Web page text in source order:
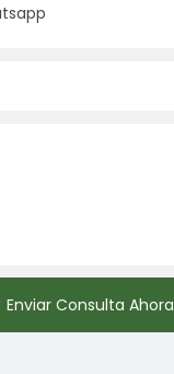
Enviar Consulta Ahora